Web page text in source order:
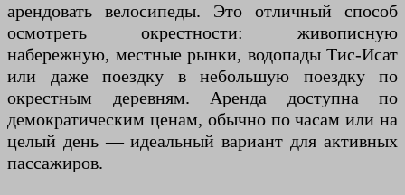
арендовать велосипеды. Это отличный способ
осмотреть окрестности: живописную
набережную, местные рынки, водопады Тис-Исат
или даже поездку в небольшую поездку по
окрестным деревням. Аренда доступна по
демократическим ценам, обычно по часам или на
целый день — идеальный вариант для активных
пассажиров.